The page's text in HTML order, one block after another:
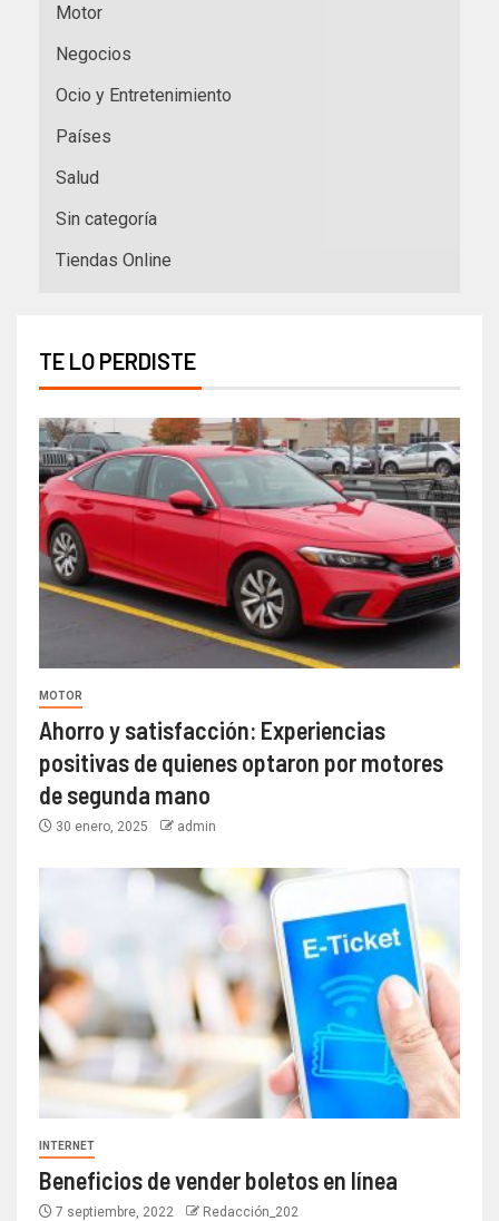
Motor
Negocios
Ocio y Entretenimiento
Países
Salud
Sin categoría
Tiendas Online
TE LO PERDISTE
MOTOR
Ahorro y satisfacción: Experiencias
positivas de quienes optaron por motores
de segunda mano
30 enero, 2025 admin
INTERNET
Beneficios de vender boletos en línea
7 septiembre, 2022 Redacción_202